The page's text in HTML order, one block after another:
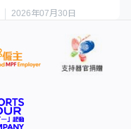
2026年07月30日